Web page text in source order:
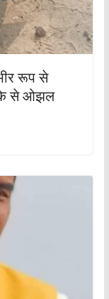
रूप से
से ओझल